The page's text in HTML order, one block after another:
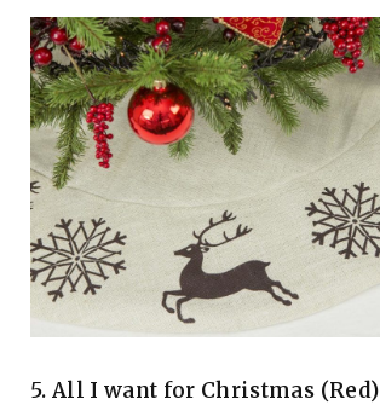
5. All I want for Christmas (Red)